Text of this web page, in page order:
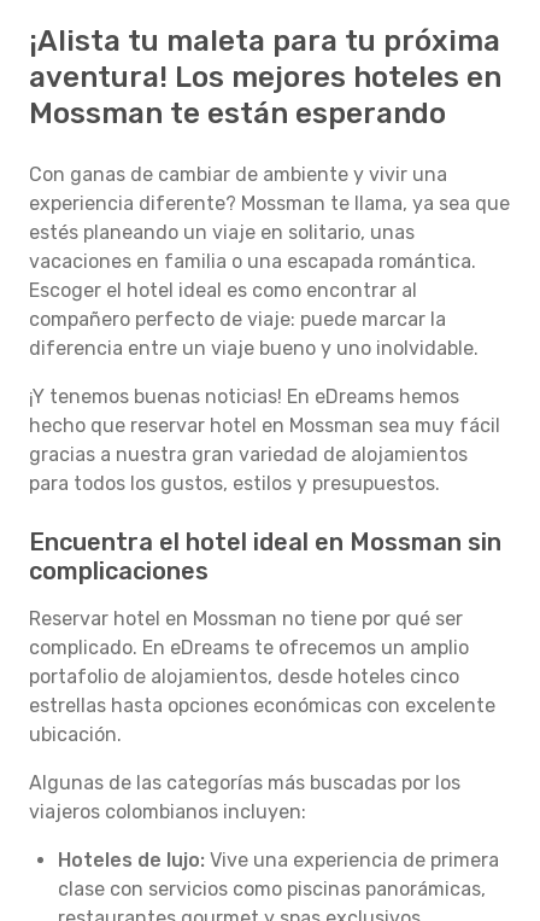
¡Alista tu maleta para tu próxima
aventura! Los mejores hoteles en
Mossman te están esperando
Con ganas de cambiar de ambiente y vivir una
experiencia diferente? Mossman te llama, ya sea que
estés planeando un viaje en solitario, unas
vacaciones en familia o una escapada romántica.
Escoger el hotel ideal es como encontrar al
compañero perfecto de viaje: puede marcar la
diferencia entre un viaje bueno y uno inolvidable.
¡Y tenemos buenas noticias! En eDreams hemos
hecho que reservar hotel en Mossman sea muy fácil
gracias a nuestra gran variedad de alojamientos
para todos los gustos, estilos y presupuestos.
Encuentra el hotel ideal en Mossman sin
complicaciones
Reservar hotel en Mossman no tiene por qué ser
complicado. En eDreams te ofrecemos un amplio
portafolio de alojamientos, desde hoteles cinco
estrellas hasta opciones económicas con excelente
ubicación.
Algunas de las categorías más buscadas por los
viajeros colombianos incluyen:
Hoteles de lujo: Vive una experiencia de primera
clase con servicios como piscinas panorámicas,